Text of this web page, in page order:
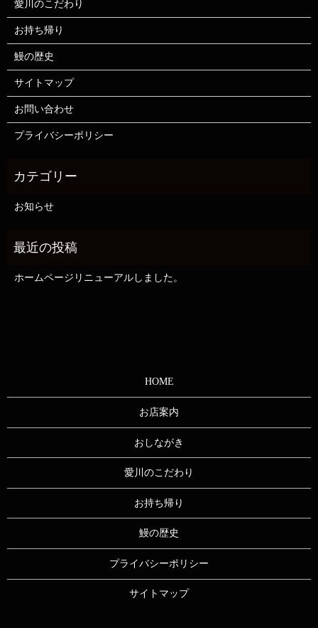
愛川のこだわり
お持ち帰り
鰻の歴史
サイトマップ
お問い合わせ
プライバシーポリシー
お知らせ
ホームページリニューアルしました。
HOME
お店案内
おしながき
愛川のこだわり
お持ち帰り
鰻の歴史
プライバシーポリシー
サイトマップ